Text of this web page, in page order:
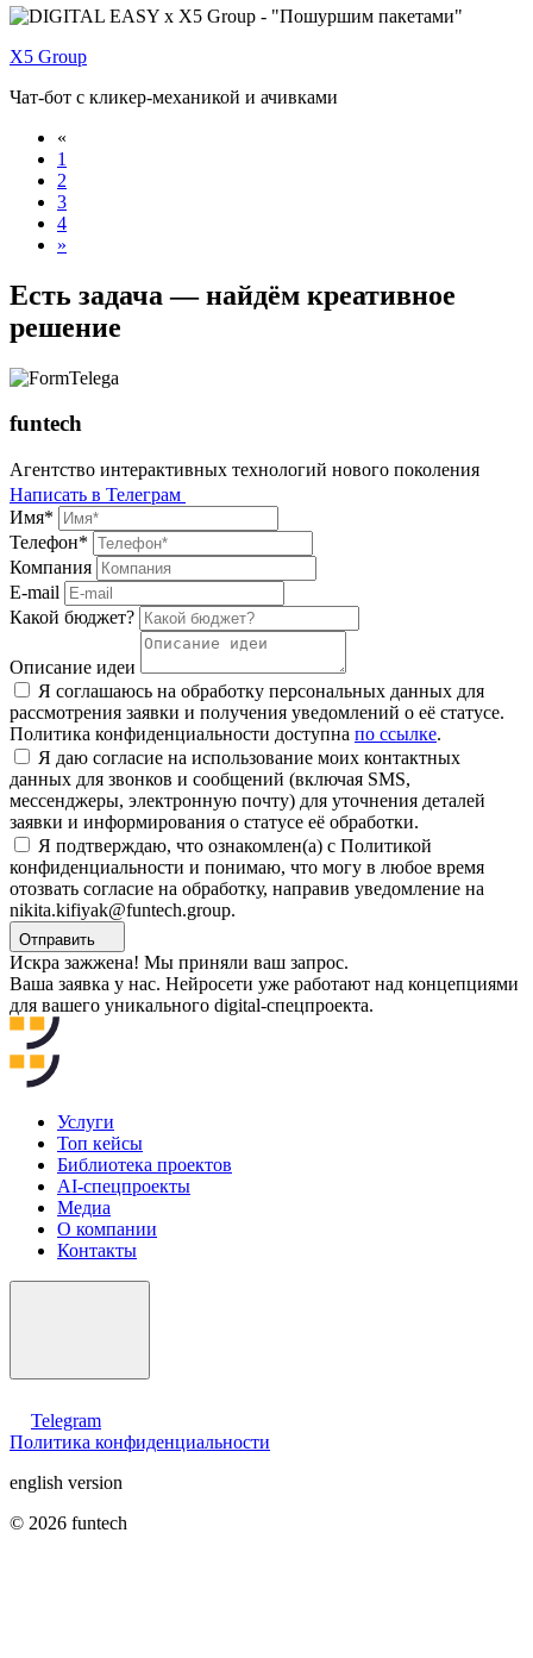
X5 Group
Чат-бот с кликер-механикой и ачивками
«
1
2
3
4
»
Есть задача — найдём креативное
решение
funtech
Агентство интерактивных технологий нового поколения
Написать в Телеграм
Имя*
Телефон*
Компания
E-mail
Какой бюджет?
Описание идеи
Я соглашаюсь на обработку персональных данных для
рассмотрения заявки и получения уведомлений о её статусе.
Политика конфиденциальности доступна по ссылке.
Я даю согласие на использование моих контактных
данных для звонков и сообщений (включая SMS,
мессенджеры, электронную почту) для уточнения деталей
заявки и информирования о статусе её обработки.
Я подтверждаю, что ознакомлен(а) с Политикой
конфиденциальности и понимаю, что могу в любое время
отозвать согласие на обработку, направив уведомление на
nikita.kifiyak@funtech.group.
Отправить
Искра зажжена! Мы приняли ваш запрос.
Ваша заявка у нас. Нейросети уже работают над концепциями
для вашего уникального digital-спецпроекта.
Услуги
Топ кейсы
Библиотека проектов
AI-спецпроекты
Медиа
О компании
Контакты
Telegram
Политика конфиденциальности
english version
© 2026 funtech